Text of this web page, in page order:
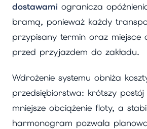
dostawami ogranicza
bramą, ponieważ każdy
przypisany termin oraz miejsce
przed przyjazdem do zakładu.
Wdrożenie systemu obniża
przedsiębiorstwa: krótszy postój
mniejsze obciążenie floty, a
harmonogram pozwala